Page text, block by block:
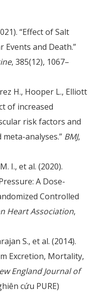
“Effect of Salt
and Death.”
, 385(12), 1067–
H., Hooper L., Elliott
of increased
risk factors and
analyses.” BMJ,
I., et al. (2020).
A Dose-
Controlled
Heart Association,
S., et al. (2014).
Excretion, Mortality,
England Journal of
cứu PURE)